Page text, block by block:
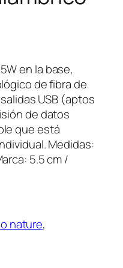
en la base,
de fibra de
USB (aptos
de datos
que está
Medidas:
5.5 cm /
nature